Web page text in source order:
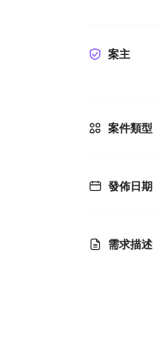
案主
案件類型
發佈日期
需求描述